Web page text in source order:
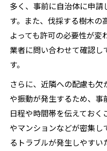
多く、事前に自治体に申
す。また、伐採する樹木
よっても許可の必要性が
業者に問い合わせて確認
す。
さらに、近隣への配慮も
や振動が発生するため、
日程や時間帯を伝えてお
やマンションなどが密集
るトラブルが発生しやす